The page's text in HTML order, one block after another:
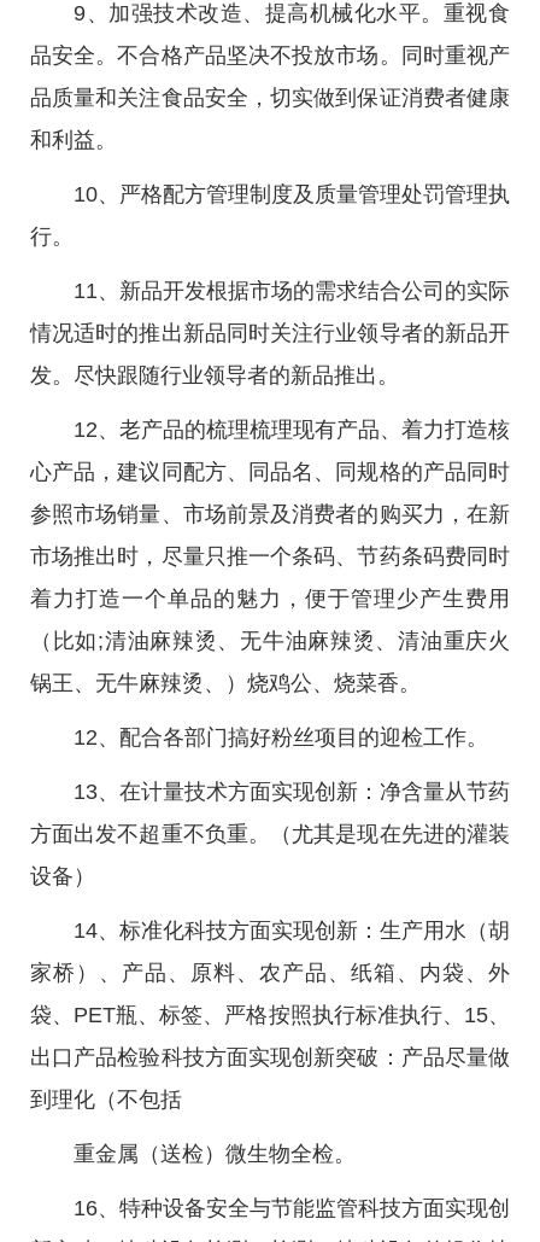
9、加强技术改造、提高机械化水平。重视食
品安全。不合格产品坚决不投放市场。同时重视产
品质量和关注食品安全，切实做到保证消费者健康
和利益。
10、严格配方管理制度及质量管理处罚管理执
行。
11、新品开发根据市场的需求结合公司的实际
情况适时的推出新品同时关注行业领导者的新品开
发。尽快跟随行业领导者的新品推出。
12、老产品的梳理梳理现有产品、着力打造核
心产品，建议同配方、同品名、同规格的产品同时
参照市场销量、市场前景及消费者的购买力，在新
市场推出时，尽量只推一个条码、节药条码费同时
着力打造一个单品的魅力，便于管理少产生费用
（比如;清油麻辣烫、无牛油麻辣烫、清油重庆火
锅王、无牛麻辣烫、）烧鸡公、烧菜香。
12、配合各部门搞好粉丝项目的迎检工作。
13、在计量技术方面实现创新：净含量从节药
方面出发不超重不负重。（尤其是现在先进的灌装
设备）
14、标准化科技方面实现创新：生产用水（胡
家桥）、产品、原料、农产品、纸箱、内袋、外
袋、PET瓶、标签、严格按照执行标准执行、15、
出口产品检验科技方面实现创新突破：产品尽量做
到理化（不包括
重金属（送检）微生物全检。
16、特种设备安全与节能监管科技方面实现创